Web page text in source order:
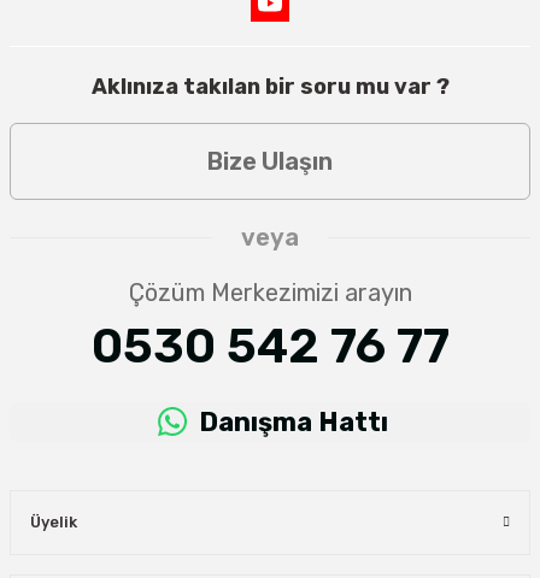
Aklınıza takılan bir soru mu var ?
Bize Ulaşın
veya
Çözüm Merkezimizi arayın
0530 542 76 77
Danışma Hattı
Üyelik